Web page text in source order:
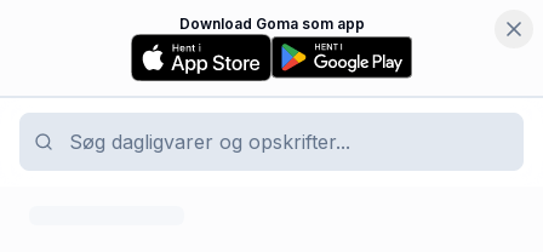
Download Goma som app